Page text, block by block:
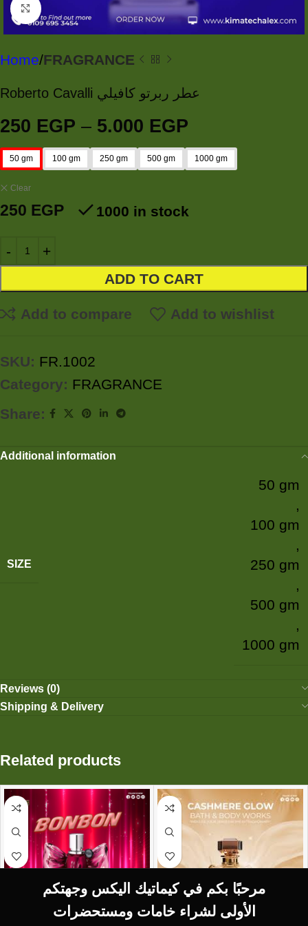
مرحبًا بكم في كيماتيك اليكس وجهتكم
الأولى لشراء خامات ومستحضرات
Click to enlarge
Home FRAGRANCE
Roberto Cavalli عطر ربرتو كافيلي
250 EGP – 5.000 EGP
50 gm 100 gm 250 gm 500 gm 1000 gm
Clear
250 EGP 1000 in stock
ADD TO CART
Add to compare Add to wishlist
SKU: FR.1002
Category: FRAGRANCE
Share:
Additional information
SIZE
50 gm
,
100 gm
,
250 gm
,
500 gm
,
1000 gm
Reviews (0)
Shipping & Delivery
Related products